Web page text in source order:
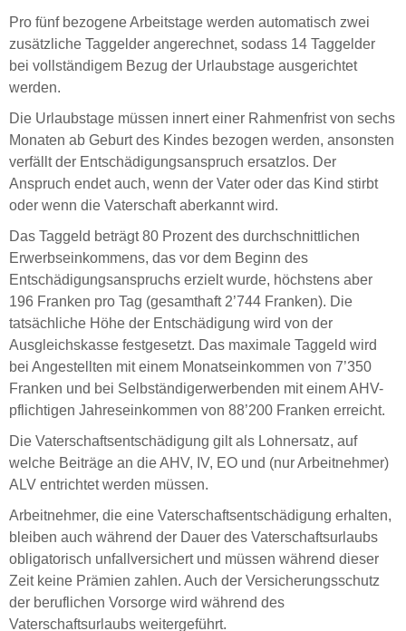
Pro fünf bezogene Arbeitstage werden automatisch zwei
zusätzliche Taggelder angerechnet, sodass 14 Taggelder
bei vollständigem Bezug der Urlaubstage ausgerichtet
werden.
Die Urlaubstage müssen innert einer Rahmenfrist von sechs
Monaten ab Geburt des Kindes bezogen werden, ansonsten
verfällt der Entschädigungsanspruch ersatzlos. Der
Anspruch endet auch, wenn der Vater oder das Kind stirbt
oder wenn die Vaterschaft aberkannt wird.
Das Taggeld beträgt 80 Prozent des durchschnittlichen
Erwerbseinkommens, das vor dem Beginn des
Entschädigungsanspruchs erzielt wurde, höchstens aber
196 Franken pro Tag (gesamthaft 2’744 Franken). Die
tatsächliche Höhe der Entschädigung wird von der
Ausgleichskasse festgesetzt. Das maximale Taggeld wird
bei Angestellten mit einem Monatseinkommen von 7’350
Franken und bei Selbständigerwerbenden mit einem AHV-
pflichtigen Jahreseinkommen von 88’200 Franken erreicht.
Die Vaterschaftsentschädigung gilt als Lohnersatz, auf
welche Beiträge an die AHV, IV, EO und (nur Arbeitnehmer)
ALV entrichtet werden müssen.
Arbeitnehmer, die eine Vaterschaftsentschädigung erhalten,
bleiben auch während der Dauer des Vaterschaftsurlaubs
obligatorisch unfallversichert und müssen während dieser
Zeit keine Prämien zahlen. Auch der Versicherungsschutz
der beruflichen Vorsorge wird während des
Vaterschaftsurlaubs weitergeführt.